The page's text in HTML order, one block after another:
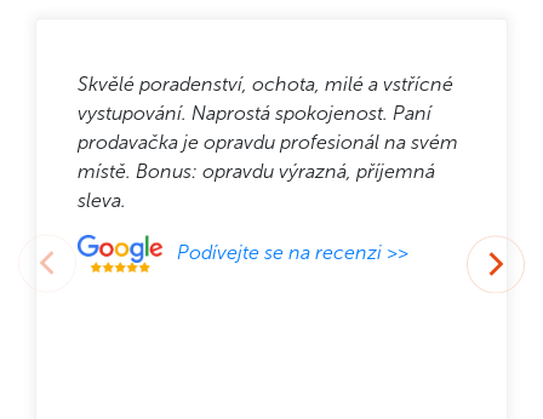
Skvělé poradenství, ochota, milé a vstřícné
vystupování. Naprostá spokojenost. Paní
prodavačka je opravdu profesionál na svém
místě. Bonus: opravdu výrazná, příjemná
sleva.
Podívejte se na recenzi >>